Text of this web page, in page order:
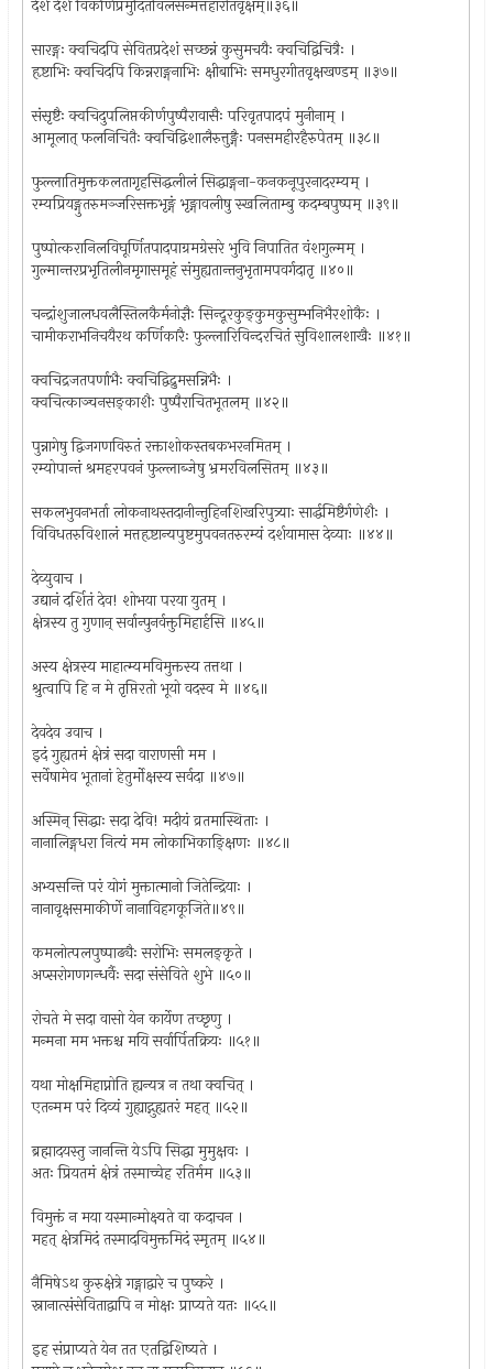
देशे देशे विकीर्णप्रमुदितविलसन्मत्तहारीतवृक्षम्॥३६॥
सारङ्गः क्वचिदपि सेवितप्रदेशं सच्छन्नं कुसुमचयैः क्वचिद्विचित्रैः ।
हृष्टाभिः क्वचिदपि किन्नराङ्गनाभिः क्षीबाभिः समधुरगीतवृक्षखण्डम् ॥३७॥
संसृष्टैः क्वचिदुपलिप्तकीर्णपुष्पैरावासैः परिवृतपादपं मुनीनाम् ।
आमूलात् फलनिचितैः क्वचिद्विशालैरुत्तुङ्गैः पनसमहीरहैरुपेतम् ॥३८॥
फुल्लातिमुक्तकलतागृहसिद्धलीलं सिद्धाङ्गना-कनकनूपुरनादरम्यम् ।
रम्यप्रियङ्गुतरुमञ्जरिसक्तभृङ्गं भृङ्गावलीषु स्खलिताम्बु कदम्बपुष्पम् ॥३९॥
पुष्पोत्करानिलविघूर्णितपादपाग्रमग्रेसरे भुवि निपातित वंशगुल्मम् ।
गुल्मान्तरप्रभृतिलीनमृगासमूहं संमुह्यतान्तनुभृतामपवर्गदातृ ॥४०॥
चन्द्रांशुजालधवलैस्तिलकैर्मनोज्ञैः सिन्दूरकुङ्कुमकुसुम्भनिभैरशोकैः ।
चामीकराभनिचयैरथ कर्णिकारैः फुल्लारिविन्दरचितं सुविशालशाखैः ॥४१॥
क्वचिद्रजतपर्णाभैः क्वचिद्विद्रुमसन्निभैः ।
क्वचित्काञ्चनसङ्काशैः पुष्पैराचितभूतलम् ॥४२॥
पुन्नागेषु द्विजगणविरुतं रक्ताशोकस्तबकभरनमितम् ।
रम्योपान्तं श्रमहरपवनं फुल्लाब्जेषु भ्रमरविलसितम् ॥४३॥
सकलभुवनभर्ता लोकनाथस्तदानीन्तुहिनशिखरिपुत्र्याः सार्द्धमिष्टैर्गणेशैः ।
विविधतरुविशालं मत्तहृष्टान्यपुष्टमुपवनतरुरम्यं दर्शयामास देव्याः ॥४४॥
देव्युवाच ।
उद्यानं दर्शितं देव! शोभया परया युतम् ।
क्षेत्रस्य तु गुणान् सर्वान्पुनर्वक्तुमिहार्हसि ॥४५॥
अस्य क्षेत्रस्य माहात्म्यमविमुक्तस्य तत्तथा ।
श्रुत्वापि हि न मे तृप्तिरतो भूयो वदस्व मे ॥४६॥
देवदेव उवाच ।
इदं गुह्यतमं क्षेत्रं सदा वाराणसी मम ।
सर्वेषामेव भूतानां हेतुर्मोक्षस्य सर्वदा ॥४७॥
अस्मिन् सिद्धाः सदा देवि! मदीयं व्रतमास्थिताः ।
नानालिङ्गधरा नित्यं मम लोकाभिकाङ्क्षिणः ॥४८॥
अभ्यसन्ति परं योगं मुक्तात्मानो जितेन्द्रियाः ।
नानावृक्षसमाकीर्णे नानाविहगकूजिते॥४९॥
कमलोत्पलपुष्पाढ्यैः सरोभिः समलङ्कृते ।
अप्सरोगणगन्धर्वैः सदा संसेविते शुभे ॥५०॥
रोचते मे सदा वासो येन कार्येण तच्छृणु ।
मन्मना मम भक्तश्च मयि सर्वार्पितक्रियः ॥५१॥
यथा मोक्षमिहाप्नोति ह्यन्यत्र न तथा क्वचित् ।
एतन्मम परं दिव्यं गुह्याद्गुह्यतरं महत् ॥५२॥
ब्रह्मादयस्तु जानन्ति येऽपि सिद्धा मुमुक्षवः ।
अतः प्रियतमं क्षेत्रं तस्माच्चेह रतिर्मम ॥५३॥
विमुक्तं न मया यस्मान्मोक्ष्यते वा कदाचन ।
महत् क्षेत्रमिदं तस्मादविमुक्तमिदं स्मृतम् ॥५४॥
नैमिषेऽथ कुरुक्षेत्रे गङ्गाद्वारे च पुष्करे ।
स्नानात्संसेविताद्वापि न मोक्षः प्राप्यते यतः ॥५५॥
इह संप्राप्यते येन तत एतद्विशिष्यते ।